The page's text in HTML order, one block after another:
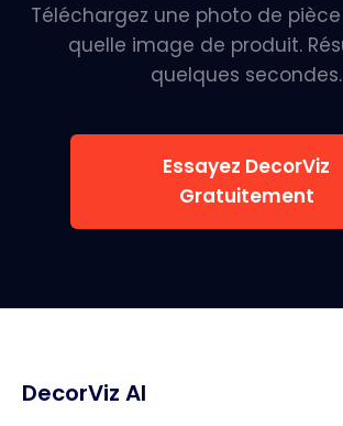
Téléchargez une photo de
quelle image de produit.
quelques secondes.
Essayez DecorViz
Gratuitement
DecorViz AI